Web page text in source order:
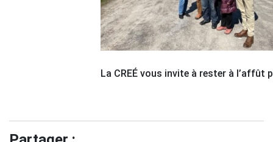
La CREÉ vous invite à rester à l’affût